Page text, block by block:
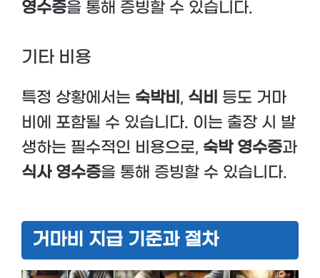
영수증을 통해 증빙할 수 있습니다.
기타 비용
특정 상황에서는 숙박비 , 식비 등도 거마
비에 포함될 수 있습니다. 이는 출장 시 발
생하는 필수적인 비용으로, 숙박 영수증과
식사 영수증을 통해 증빙할 수 있습니다.
거마비 지급 기준과 절차